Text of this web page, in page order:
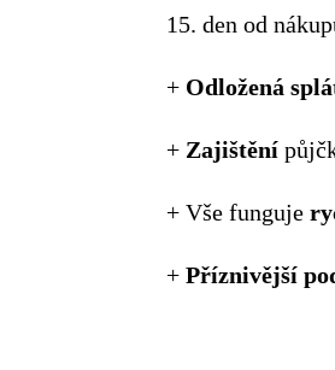
15. den od
+ Odložená
+ Zajištění
+ Vše funguje
+ Příznivější